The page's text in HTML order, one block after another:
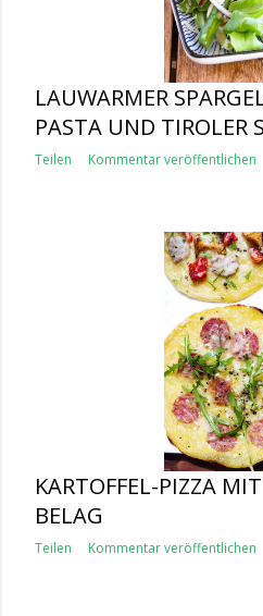
LAUWARMER
PASTA UND TIROLER
Teilen Kommentar veröffentlichen
KARTOFFEL-PIZZA
BELAG
Teilen Kommentar veröffentlichen